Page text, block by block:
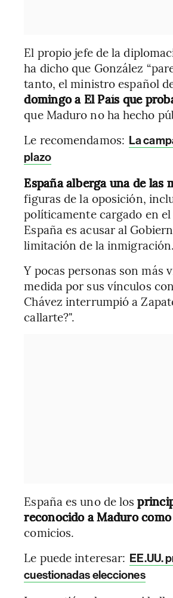
El propio jefe de la
ha dicho que González
tanto, el ministro español
domingo a El País que
que Maduro no ha hecho
Le recomendamos: La
plazo
España alberga una de las
figuras de la oposición,
políticamente cargado en
España es acusar al
limitación de la inmigración.
Y pocas personas son más
medida por sus vínculos
Chávez interrumpió a
callarte?".
España es uno de los
reconocido a Maduro
comicios.
Le puede interesar: EE.UU.
cuestionadas elecciones